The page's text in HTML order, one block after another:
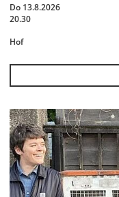
Do 13.8.2026
20.30
Hof